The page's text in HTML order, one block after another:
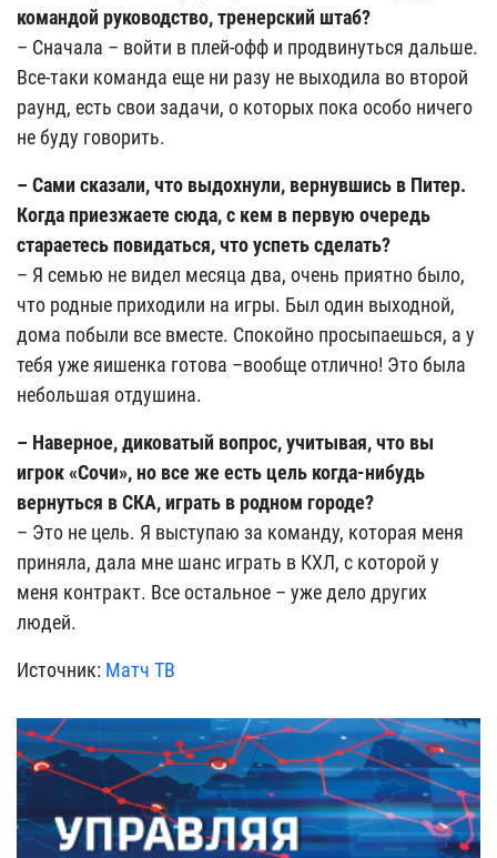
командой руководство, тренерский штаб?
– Сначала – войти в плей-офф и продвинуться дальше.
Все-таки команда еще ни разу не выходила во второй
раунд, есть свои задачи, о которых пока особо ничего
не буду говорить.
– Сами сказали, что выдохнули, вернувшись в Питер.
Когда приезжаете сюда, с кем в первую очередь
стараетесь повидаться, что успеть сделать?
– Я семью не видел месяца два, очень приятно было,
что родные приходили на игры. Был один выходной,
дома побыли все вместе. Спокойно просыпаешься, а у
тебя уже яишенка готова –вообще отлично! Это была
небольшая отдушина.
– Наверное, диковатый вопрос, учитывая, что вы
игрок «Сочи», но все же есть цель когда-нибудь
вернуться в СКА, играть в родном городе?
– Это не цель. Я выступаю за команду, которая меня
приняла, дала мне шанс играть в КХЛ, с которой у
меня контракт. Все остальное – уже дело других
людей.
Источник: Матч ТВ